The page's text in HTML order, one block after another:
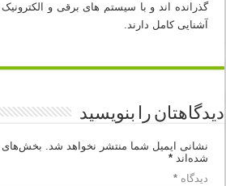
گذرانده اند و با سیستم های برقی و
آشنایی کامل دارند.
دیدگاهتان را بنویسید
نشانی ایمیل شما منتشر نخواهد شد. بخش‌های
شده‌اند*
دیدگاه*